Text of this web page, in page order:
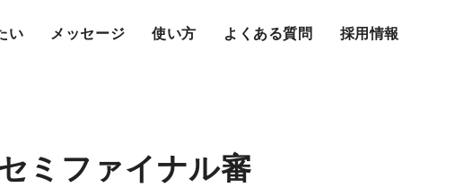
い メッセージ 使い方 よくある質問 採用情報
セミファイナル審